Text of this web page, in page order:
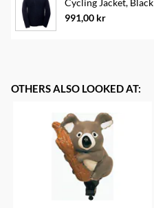
Värmande (Flossad/Thermo)
991,00 kr
OTHERS ALSO LOOKED AT: